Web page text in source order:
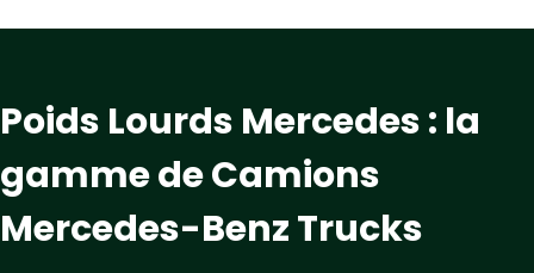
Poids Lourds Mercedes : la
gamme de Camions
Mercedes-Benz Trucks